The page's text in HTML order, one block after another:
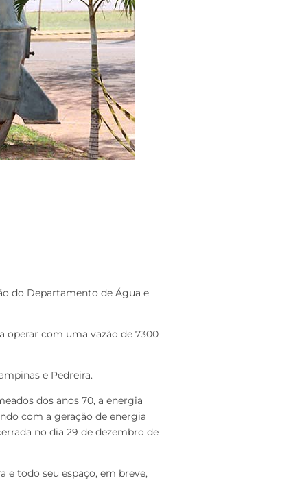
do Departamento de Água e
operar com uma vazão de 7300
e Pedreira.
dos anos 70, a energia
com a geração de energia
no dia 29 de dezembro de
e todo seu espaço, em breve,